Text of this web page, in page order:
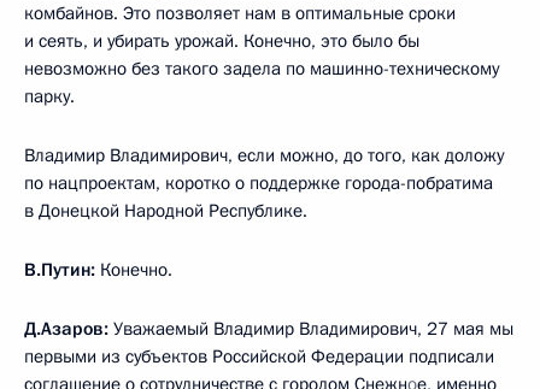
комбайнов. Это позволяет нам в оптимальные сроки
и сеять, и убирать урожай. Конечно, это было бы
невозможно без такого задела по машинно-техническому
парку.
Владимир Владимирович, если можно, до того, как доложу
по нацпроектам, коротко о поддержке города-побратима
в Донецкой Народной Республике.
В.Путин: Конечно.
Д.Азаров: Уважаемый Владимир Владимирович, 27 мая мы
первыми из субъектов Российской Федерации подписали
соглашение о сотрудничестве с городом Снежное, именно